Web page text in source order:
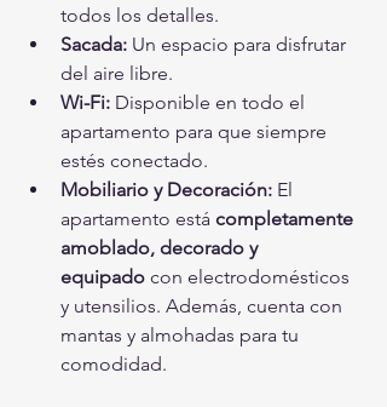
todos los detalles.
Sacada: Un espacio para disfrutar
del aire libre.
Wi-Fi: Disponible en todo el
apartamento para que siempre
estés conectado.
Mobiliario y Decoración: El
apartamento está completamente
amoblado, decorado y
equipado con electrodomésticos
y utensilios. Además, cuenta con
mantas y almohadas para tu
comodidad.